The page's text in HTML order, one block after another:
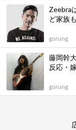
Zeebra
ど家族
gurung
藤岡幹
反応・
gurung